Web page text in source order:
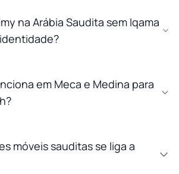
na Arábia Saudita sem Iqama
em Meca e Medina para
móveis sauditas se liga a